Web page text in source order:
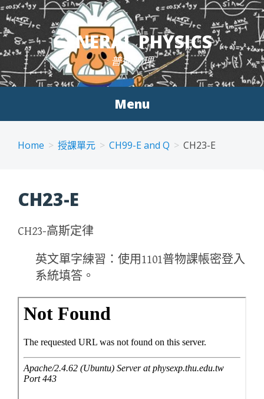
Skip to content
GENERAL PHYSICS
普通物理
Menu
Home 授課單元 CH99-E and Q CH23-E
CH23-E
CH23-高斯定律
英文單字練習：使用1101普物課帳密登入
系統填答。